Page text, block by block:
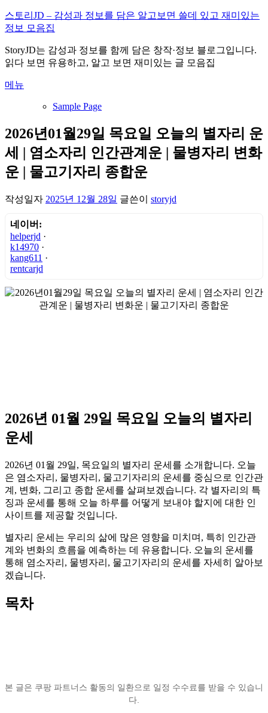
내
용
로
바
가
스토리JD – 감성과 정보를 담은 알고보면 쓸데 있고 재미있는
정보 모음집
StoryJD는 감성과 정보를 함께 담은 창작·정보 블로그입니다.
읽다 보면 유용하고, 알고 보면 재미있는 글 모음집
메뉴
Sample Page
2026년01월29일 목요일 오늘의 별자리 운
세 | 염소자리 인간관계운 | 물병자리 변화
운 | 물고기자리 종합운
작성일자 2025년 12월 28일 글쓴이 storyjd
네이버:
helperjd ·
k14970 ·
kang611 ·
rentcarjd
2026년 01월 29일 목요일 오늘의 별자리
운세
2026년 01월 29일, 목요일의 별자리 운세를 소개합니다. 오늘
은 염소자리, 물병자리, 물고기자리의 운세를 중심으로 인간관
계, 변화, 그리고 종합 운세를 살펴보겠습니다. 각 별자리의 특
징과 운세를 통해 오늘 하루를 어떻게 보내야 할지에 대한 인
사이트를 제공할 것입니다.
별자리 운세는 우리의 삶에 많은 영향을 미치며, 특히 인간관
계와 변화의 흐름을 예측하는 데 유용합니다. 오늘의 운세를
통해 염소자리, 물병자리, 물고기자리의 운세를 자세히 알아보
겠습니다.
목차
본 글은 쿠팡 파트너스 활동의 일환으로 일정 수수료를 받을 수 있습니
다.